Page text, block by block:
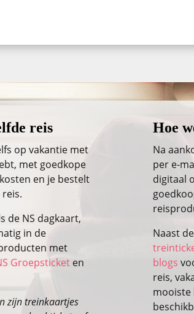
reis
op vakantie met
met goedkope
en je bestelt
de NS dagkaart,
in de
met
Groepsticketen
zijn treinkaartjes
Hoe
Na
per e-
digitaal
Naast de
blogs
reis,
mooiste